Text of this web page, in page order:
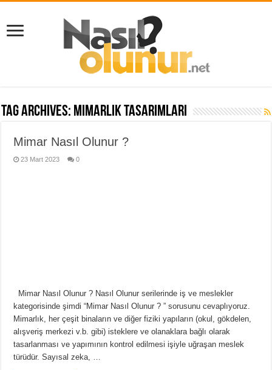
Tag Archives: mimarlık tasarımları
Mimar Nasıl Olunur ?
23 Mart 2023 0
Mimar Nasıl Olunur ? Nasıl Olunur serilerinde iş ve meslekler
kategorisinde şimdi “Mimar Nasıl Olunur ? ” sorusunu cevaplıyoruz.
Mimarlık, her çeşit binaların ve diğer fiziki yapıların (okul, gökdelen,
alışveriş merkezi v.b. gibi) isteklere ve olanaklara bağlı olarak
tasarlanması ve yapımının kontrol edilmesi işiyle uğraşan meslek
türüdür. Sayısal zeka, …